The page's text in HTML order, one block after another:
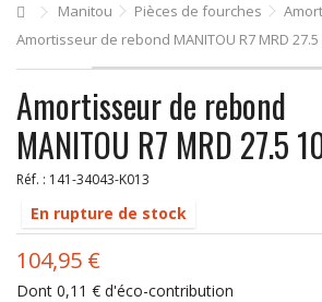
Manitou Pièces de fourches
Amortisseur de rebond MANITOU R7 MRD 27.5
Amortisseur de rebond
MANITOU R7 MRD 27.5
Réf. : 141-34043-K013
En rupture de stock
104,95 €
Dont 0,11 € d'éco-contribution